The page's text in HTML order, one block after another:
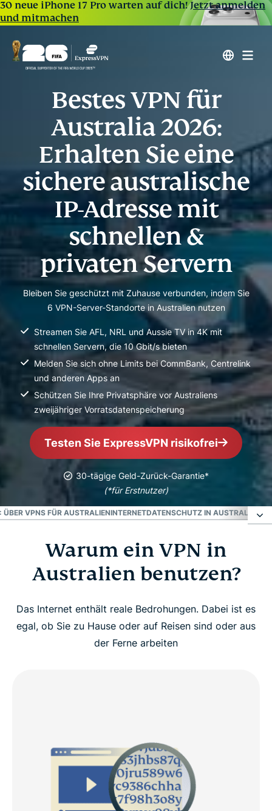
30 neue iPhone 17 Pro warten auf dich!Jetzt anmelden
und mitmachen
Bestes VPN für
Australia 2026:
Erhalten Sie eine
sichere australische
IP-Adresse mit
schnellen &
privaten Servern
Bleiben Sie geschützt mit Zuhause verbunden, indem Sie
6 VPN-Server-Standorte in Australien nutzen
Streamen Sie AFL, NRL und Aussie TV in 4K mit
schnellen Servern, die 10 Gbit/s bieten
Melden Sie sich ohne Limits bei CommBank, Centrelink
und anderen Apps an
Schützen Sie Ihre Privatsphäre vor Australiens
zweijähriger Vorratsdatenspeicherung
Testen Sie ExpressVPN risikofrei
30-tägige Geld-Zurück-Garantie*
(*für Erstnutzer)
ÜBER VPNS FÜR AUSTRALIENINTERNETDATENSCHUTZ IN AUSTRALIEN
Warum ein VPN in Australien benutzen?
Warum ExpressVPN für Australien wählen?
Wie man ein VPN für Australien in 3 einfachen
Schritten bekommt
Anschauen: Wie man ExpressVPN für Australien
Warum ein VPN in
Australien benutzen?
Das Internet enthält reale Bedrohungen. Dabei ist es
egal, ob Sie zu Hause oder auf Reisen sind oder aus
der Ferne arbeiten